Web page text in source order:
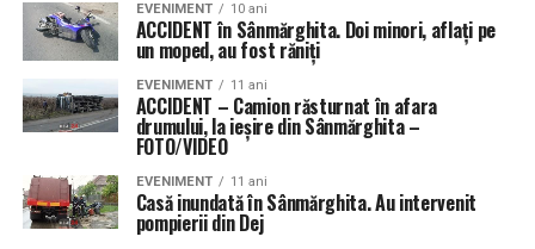
EVENIMENT 10 ani
ACCIDENT în Sânmărghita. Doi minori, aflați pe
un moped, au fost răniți
EVENIMENT 11 ani
ACCIDENT – Camion răsturnat în afara
drumului, la ieșire din Sânmărghita –
FOTO/VIDEO
EVENIMENT 11 ani
Casă inundată în Sânmărghita. Au intervenit
pompierii din Dej